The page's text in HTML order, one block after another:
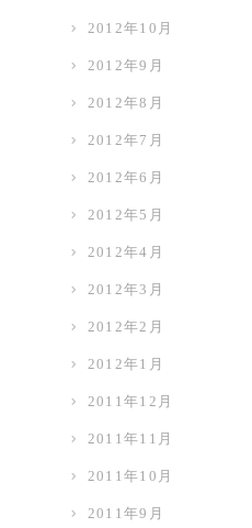
2012年10月
2012年9月
2012年8月
2012年7月
2012年6月
2012年5月
2012年4月
2012年3月
2012年2月
2012年1月
2011年12月
2011年11月
2011年10月
2011年9月